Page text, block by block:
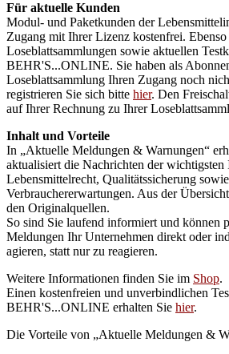
Für aktuelle Kunden
Modul- und Paketkunden der
Zugang mit Ihrer Lizenz kostenfrei.
Loseblattsammlungen sowie aktuellen
BEHR'S...ONLINE. Sie haben als
Loseblattsammlung Ihren Zugang noch
registrieren Sie sich bitte hier. Den
auf Ihrer Rechnung zu Ihrer
Inhalt und Vorteile
In „Aktuelle Meldungen & Warnungen“
aktualisiert die Nachrichten der wichtigsten
Lebensmittelrecht, Qualitätssicherung
Verbrauchererwartungen. Aus der
den Originalquellen.
So sind Sie laufend informiert und können
Meldungen Ihr Unternehmen direkt oder
agieren, statt nur zu reagieren.
Weitere Informationen finden Sie im Shop.
Einen kostenfreien und unverbindlichen
BEHR'S...ONLINE erhalten Sie hier.
Die Vorteile von „Aktuelle Meldungen &